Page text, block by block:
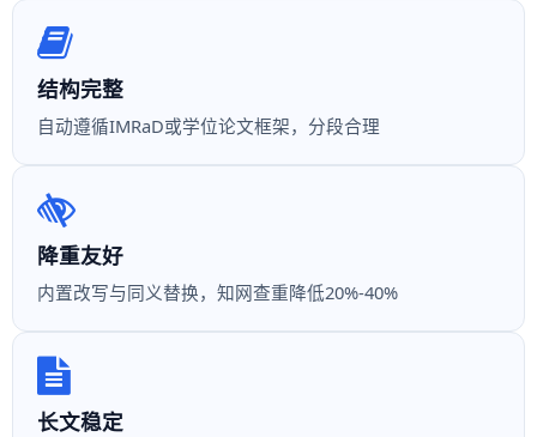
结构完整
自动遵循IMRaD或学位论文框架，分段合理
降重友好
内置改写与同义替换，知网查重降低20%-40%
长文稳定